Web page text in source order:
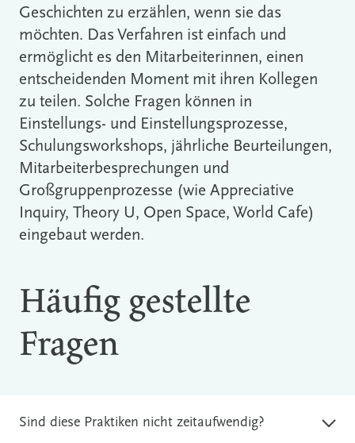
Geschichten zu erzählen, wenn sie das
möchten. Das Verfahren ist einfach und
ermöglicht es den Mitarbeiterinnen, einen
entscheidenden Moment mit ihren Kollegen
zu teilen. Solche Fragen können in
Einstellungs- und Einstellungsprozesse,
Schulungsworkshops, jährliche Beurteilungen,
Mitarbeiterbesprechungen und
Großgruppenprozesse (wie Appreciative
Inquiry, Theory U, Open Space, World Cafe)
eingebaut werden.
Häufig gestellte
Fragen
Sind diese Praktiken nicht zeitaufwendig?